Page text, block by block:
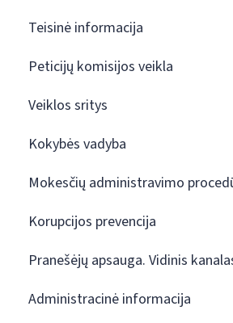
Teisinė informacija
Peticijų komisijos veikla
Veiklos sritys
Kokybės vadyba
Mokesčių administravimo
Korupcijos prevencija
Pranešėjų apsauga. Vidinis
Administracinė informacija